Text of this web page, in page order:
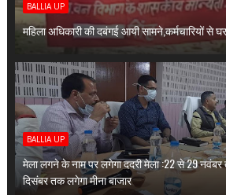
BALLIA UP
महिला अधिकारी की दबंगई आयी सामने,कर्मचारियों से
BALLIA UP
मेला लगने के नाम पर लगेगा ददरी मेला :22 से 29
दिसंबर तक लगेगा मीना बाजार